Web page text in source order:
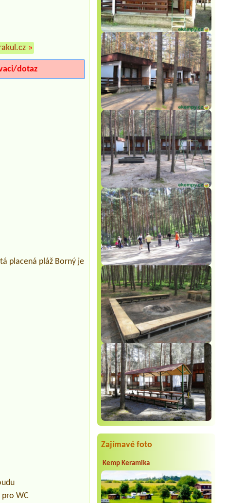
Termín od 2026-08-13 |Kemp Chatky
Nové Město
2 osoby
Termín od 2026-08-08 |Chatová
osada Olešná
El chatka pro 3 osoby
Termín od 2026-09-05 |Autocamping
a hotel Na Špici
Chatka dvoulůžková se sprchou a wc
Zajímavé foto
Kemp Keramika
»
dotaz
placená pláž Borný je
WC